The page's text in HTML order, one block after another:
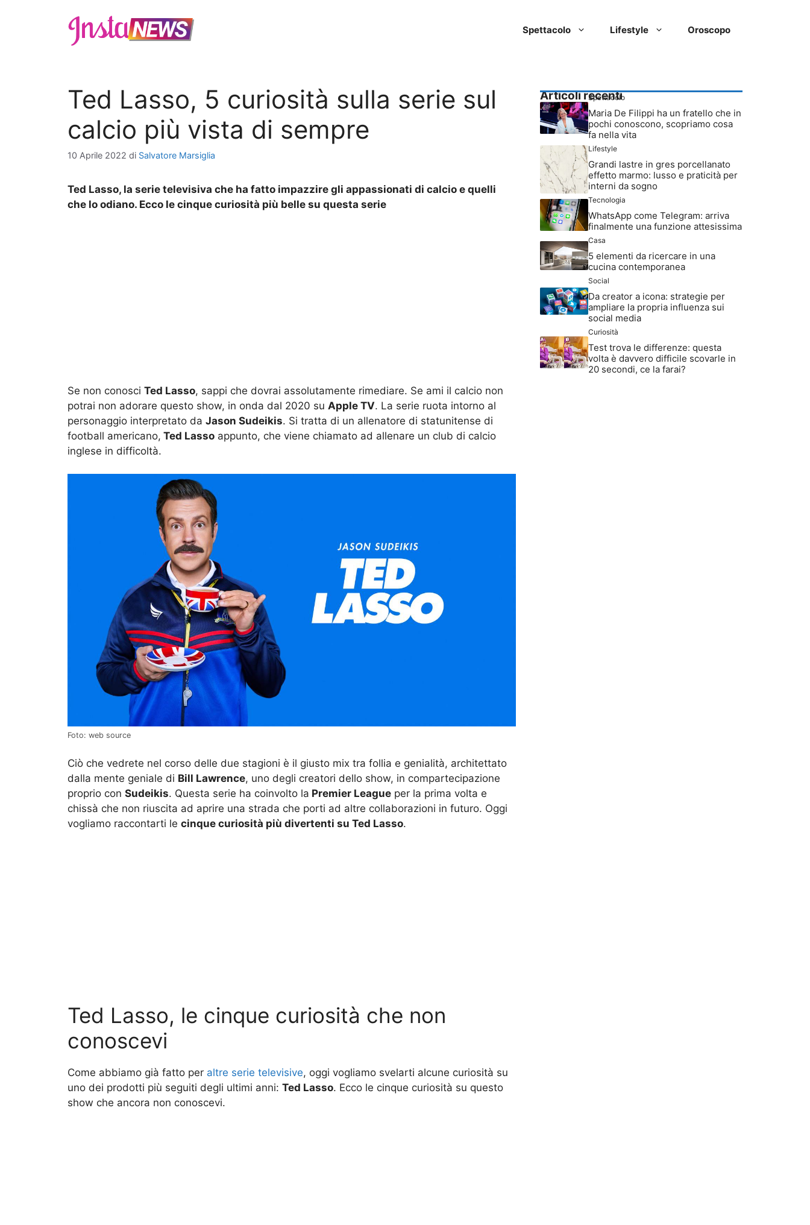
Spettacolo Lifestyle Oroscopo
Ted Lasso, 5 curiosità sulla serie sul
calcio più vista di sempre
10 Aprile 2022 di Salvatore Marsiglia
Ted Lasso, la serie televisiva che ha fatto impazzire gli appassionati di calcio e quelli
che lo odiano. Ecco le cinque curiosità più belle su questa serie
Se non conosci Ted Lasso, sappi che dovrai assolutamente rimediare. Se ami il calcio non
potrai non adorare questo show, in onda dal 2020 su Apple TV. La serie ruota intorno al
personaggio interpretato da Jason Sudeikis. Si tratta di un allenatore di statunitense di
football americano, Ted Lasso appunto, che viene chiamato ad allenare un club di calcio
inglese in difficoltà.
Foto: web source
Ciò che vedrete nel corso delle due stagioni è il giusto mix tra follia e genialità, architettato
dalla mente geniale di Bill Lawrence, uno degli creatori dello show, in compartecipazione
proprio con Sudeikis. Questa serie ha coinvolto la Premier League per la prima volta e
chissà che non riuscita ad aprire una strada che porti ad altre collaborazioni in futuro. Oggi
vogliamo raccontarti le cinque curiosità più divertenti su Ted Lasso.
Ted Lasso, le cinque curiosità che non
conoscevi
Come abbiamo già fatto per altre serie televisive, oggi vogliamo svelarti alcune curiosità su
uno dei prodotti più seguiti degli ultimi anni: Ted Lasso. Ecco le cinque curiosità su questo
show che ancora non conoscevi.
Articoli recenti
Spettacolo
Maria De Filippi ha un fratello che in
pochi conoscono, scopriamo cosa
fa nella vita
Lifestyle
Grandi lastre in gres porcellanato
effetto marmo: lusso e praticità per
interni da sogno
Tecnologia
WhatsApp come Telegram: arriva
finalmente una funzione attesissima
Casa
5 elementi da ricercare in una
cucina contemporanea
Social
Da creator a icona: strategie per
ampliare la propria influenza sui
social media
Curiosità
Test trova le differenze: questa
volta è davvero difficile scovarle in
20 secondi, ce la farai?